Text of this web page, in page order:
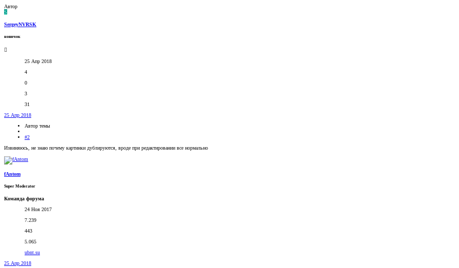
Автор
S
SergeyNVRSK
новичок
25 Апр 2018
4
0
3
31
25 Апр 2018
Автор темы
#2
Извиняюсь, не знаю почему картинки дублируются, вроде при редактировании все нормально
fAntom
Super Moderator
Команда форума
24 Ноя 2017
7.239
443
5.065
ubnt.su
25 Апр 2018